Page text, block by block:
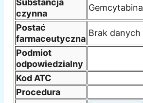
Substancja
czynna
Gemcytabina
Postać
farmaceutyczna
Brak danych
Podmiot
odpowiedzialny
Kod ATC
Procedura